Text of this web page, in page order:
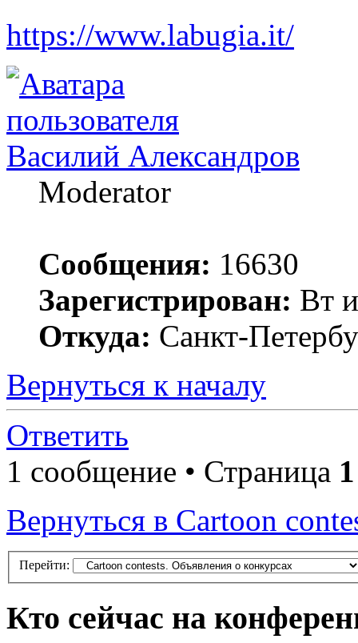
https://www.labugia.it/
Василий Александров
Moderator
Сообщения: 16630
Зарегистрирован: Вт
Откуда: Санкт-
Вернуться к началу
Ответить
1 сообщение • Страница 1
Вернуться в Cartoon
Перейти:
Кто сейчас на